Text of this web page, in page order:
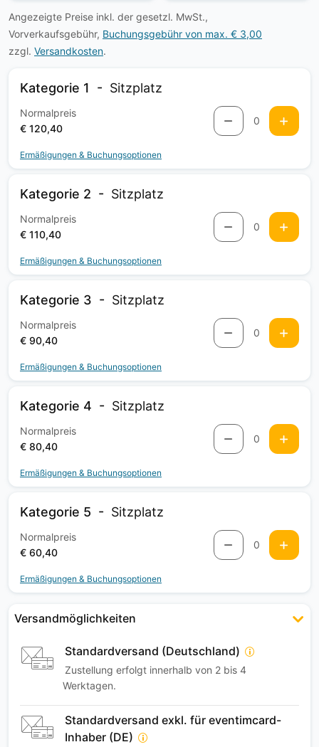
Angezeigte Preise inkl. der gesetzl. MwSt.,
Vorverkaufsgebühr, Buchungsgebühr von max. € 3,00
zzgl. Versandkosten.
Kategorie 1 Sitzplatz
Normalpreis
€ 120,40
0
Ermäßigungen & Buchungsoptionen
Kategorie 2 Sitzplatz
Normalpreis
€ 110,40
0
Ermäßigungen & Buchungsoptionen
Kategorie 3 Sitzplatz
Normalpreis
€ 90,40
0
Ermäßigungen & Buchungsoptionen
Kategorie 4 Sitzplatz
Normalpreis
€ 80,40
0
Ermäßigungen & Buchungsoptionen
Kategorie 5 Sitzplatz
Normalpreis
€ 60,40
0
Ermäßigungen & Buchungsoptionen
Versandmöglichkeiten
Standardversand (Deutschland)
Zustellung erfolgt innerhalb von 2 bis 4
Werktagen.
Standardversand exkl. für eventimcard-
Inhaber (DE)